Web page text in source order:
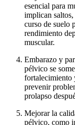
esencial para
implican
curso de suelo
rendimiento
muscular.
Embarazo y
pélvico se
fortalecimiento
prevenir
prolapso
Mejorar la
pélvico, como